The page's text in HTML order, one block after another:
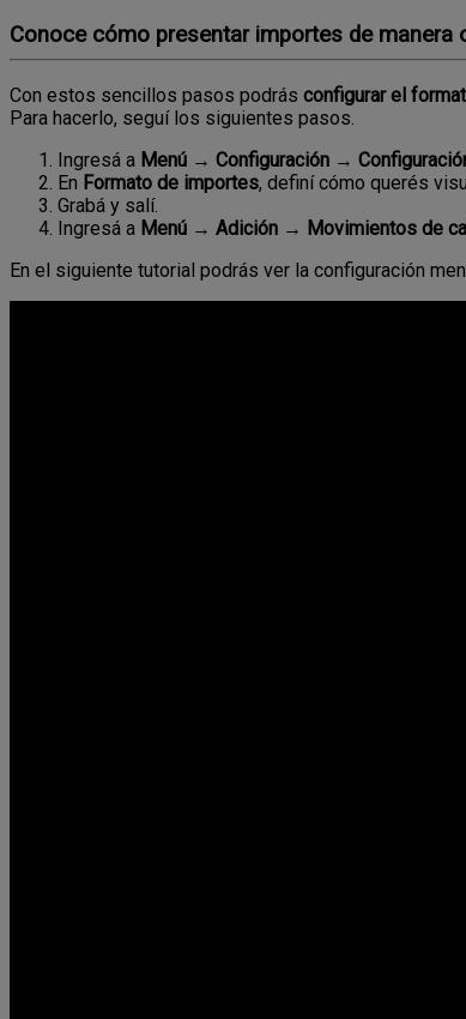
Conoce cómo presentar importes de
Con estos sencillos pasos podrás configurar el
Para hacerlo, seguí los siguientes pasos
Ingresá a Menú → Configuración → Configuració
En Formato de importes, definí cómo querés
Grabá y salí.
Ingresá a Menú → Adición → Movimientos de
En el siguiente tutorial podrás ver la configuración